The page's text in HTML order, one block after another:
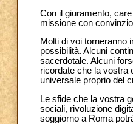
Con il giuramento,
missione con
Molti di voi torneranno
possibilità. Alcuni
sacerdotale. Alcuni
ricordate che la vostra
universale proprio del
Le sfide che la vostra
sociali, rivoluzione
soggiorno a Roma